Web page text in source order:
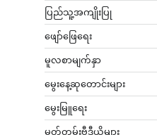
ပြည်သူ့အကျိုးပြု
ဖျော်ဖြေရေး
မူလစာမျက်နှာ
မွေးနေ့ဆုတောင်းများ
မွေးမြူရေး
မှတ်တမ်းဗီဒီယိုများ